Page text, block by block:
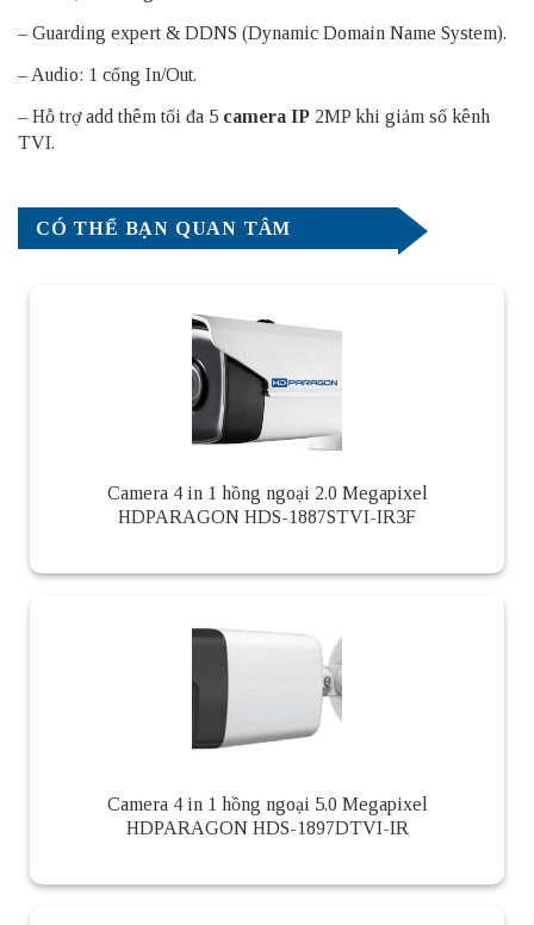
– Guarding expert & DDNS (Dynamic Domain Name System).
– Audio: 1 cổng In/Out.
– Hỗ trợ add thêm tối đa 5 camera IP 2MP khi giảm số kênh
TVI.
CÓ THỂ BẠN QUAN TÂM
Camera 4 in 1 hồng ngoại 2.0 Megapixel
HDPARAGON HDS-1887STVI-IR3F
Camera 4 in 1 hồng ngoại 5.0 Megapixel
HDPARAGON HDS-1897DTVI-IR